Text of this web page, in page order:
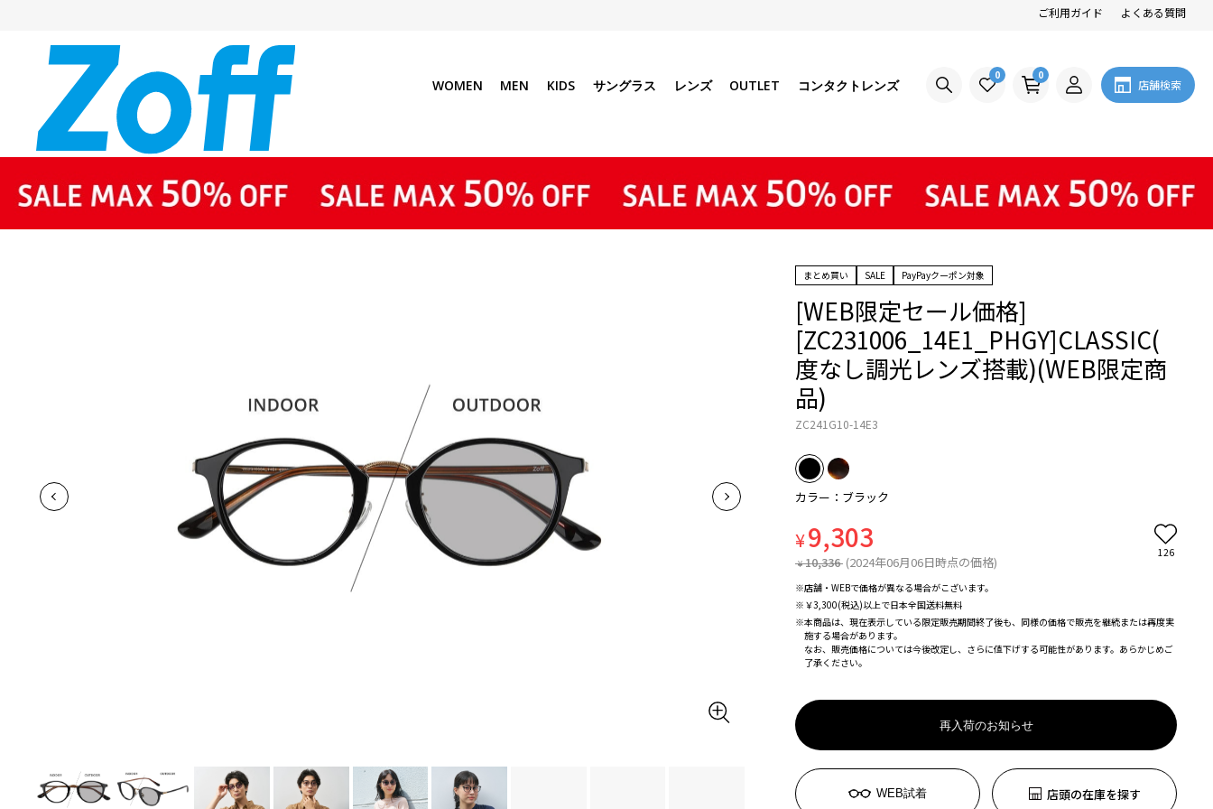
ご利用ガイド よくある質問
WOMEN MEN KIDS サングラス レンズ OUTLET コンタクトレンズ
0 0
店舗検索
まとめ買い SALE PayPayクーポン対象
[WEB限定セール価格]
[ZC231006_14E1_PHGY]CLASSIC(
度なし調光レンズ搭載)(WEB限定商
品)
ZC241G10-14E3
カラー：ブラック
¥9,303
¥ 10,336 (2024年06月06日時点の価格)
126
※店舗・WEBで価格が異なる場合がこざいます。
※￥3,300(税込)以上で日本全国送料無料
※本商品は、現在表示している限定販売期間終了後も、同様の価格で販売を継続または再度実
施する場合があります。
なお、販売価格については今後改定し、さらに値下げする可能性があります。あらかじめご
了承ください。
再入荷のお知らせ
WEB試着 店頭の在庫を探す